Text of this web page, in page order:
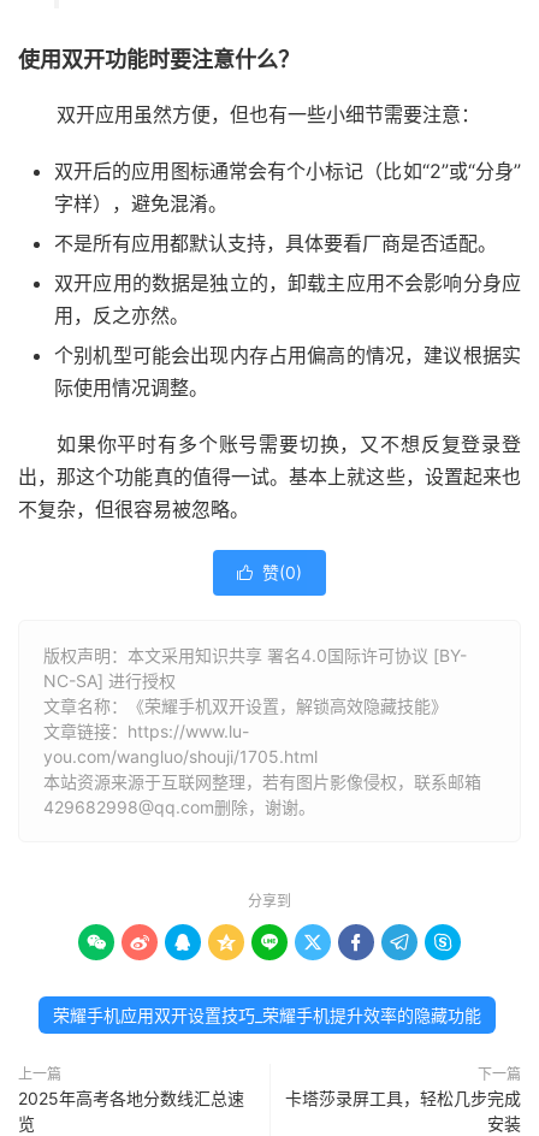
使用双开功能时要注意什么？
双开应用虽然方便，但也有一些小细节需要注意：
双开后的应用图标通常会有个小标记（比如“2”或“分身”
字样），避免混淆。
不是所有应用都默认支持，具体要看厂商是否适配。
双开应用的数据是独立的，卸载主应用不会影响分身应
用，反之亦然。
个别机型可能会出现内存占用偏高的情况，建议根据实
际使用情况调整。
如果你平时有多个账号需要切换，又不想反复登录登
出，那这个功能真的值得一试。基本上就这些，设置起来也
不复杂，但很容易被忽略。
 赞(0)
版权声明：本文采用知识共享 署名4.0国际许可协议 [BY-
NC-SA] 进行授权
文章名称：《荣耀手机双开设置，解锁高效隐藏技能》
文章链接： https://www.lu-
you.com/wangluo/shouji/1705.html
本站资源来源于互联网整理，若有图片影像侵权，联系邮箱
429682998@qq.com删除，谢谢。
分享到
        
荣耀手机应用双开设置技巧_荣耀手机提升效率的隐藏功能
上一篇
2025年高考各地分数线汇总速
览
下一篇
卡塔莎录屏工具，轻松几步完成
安装